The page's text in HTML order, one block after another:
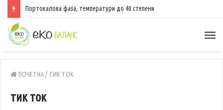
Портокалова фаза, температури до 40 степени
ПОЧЕТНА/ ТИК ТОК
тик ток